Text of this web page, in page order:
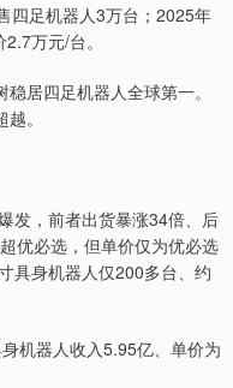
四足机器人3万台；2025年
万元/台。
居四足机器人全球第一。
。
发，前者出货暴涨34倍、后
优必选，但单价仅为优必选
具身机器人仅200多台、约
机器人收入5.95亿、单价为